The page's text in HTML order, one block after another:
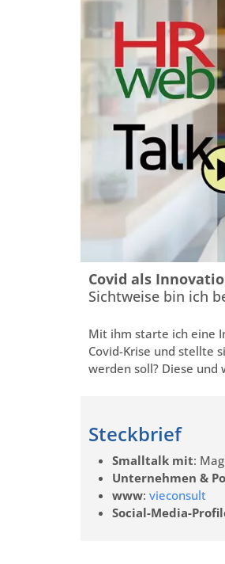
Covid als
Sichtweise bin ich
Mit ihm starte ich eine
Covid-Krise und stellte
werden soll? Diese
Steckbrief
Smalltalk mit:
Unternehmen &
www: vieconsult
Social-Media-